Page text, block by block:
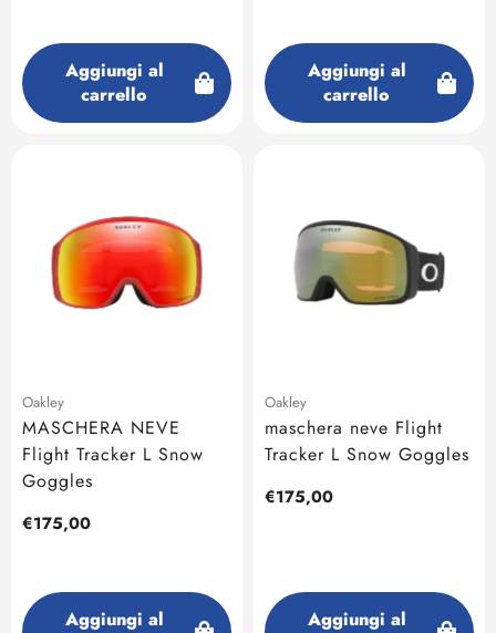
Aggiungi al
carrello
Aggiungi al
carrello
Oakley
MASCHERA NEVE
Flight Tracker L Snow
Goggles
Prezzo
€175,00
Aggiungi al
Oakley
maschera neve Flight
Tracker L Snow Goggles
Prezzo
€175,00
Aggiungi al